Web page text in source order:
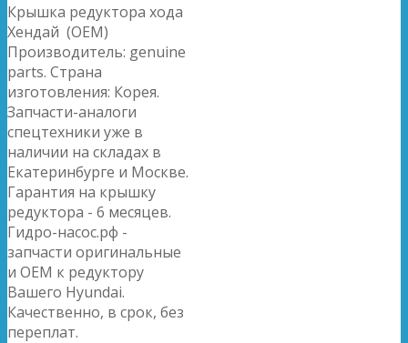
Крышка редуктора хода
Хендай (OEM)
Производитель: genuine
parts. Страна
изготовления: Корея.
Запчасти-аналоги
спецтехники уже в
наличии на складах в
Екатеринбурге и Москве.
Гарантия на крышку
редуктора - 6 месяцев.
Гидро-насос.рф -
запчасти оригинальные
и OEM к редуктору
Вашего Hyundai.
Качественно, в срок, без
переплат.